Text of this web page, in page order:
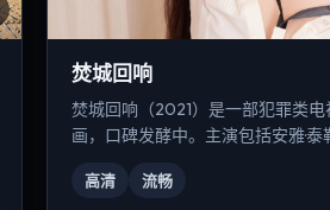
焚城回响
焚城回响（2021）是一部犯罪类
画，口碑发酵中。主演包括安雅·泰
高清 流畅